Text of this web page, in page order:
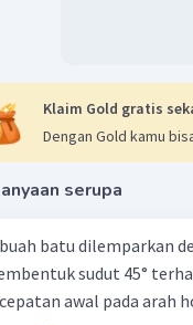
Klaim Gold gratis
Dengan Gold kamu
serupa
batu dilemparkan
sudut 45°
awal pada arah